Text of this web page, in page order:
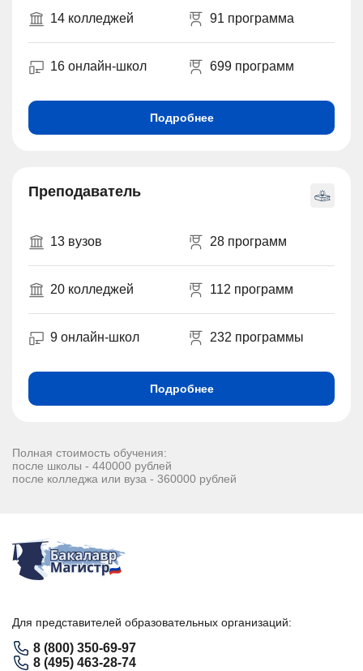
14 колледжей 91 программа
16 онлайн-школ 699 программ
Подробнее
Преподаватель
13 вузов 28 программ
20 колледжей 112 программ
9 онлайн-школ 232 программы
Подробнее
Полная стоимость обучения:
после школы - 440000 рублей
после колледжа или вуза - 360000 рублей
Для представителей образовательных организаций:
8 (800) 350-69-97
8 (495) 463-28-74